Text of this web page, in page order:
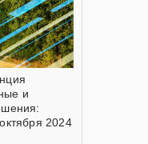
и
2024